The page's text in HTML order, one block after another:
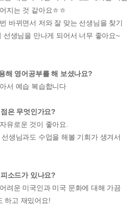
지는 것 같아요ㅎㅎ
바뀌면서 저와 잘 맞는 선생님을 찾기
선생님을 만나게 되어서 너무 좋아요~
해 영어공부를 해 보셨나요?
서 예습 복습합니다
은 무엇인가요?
유로운 것이 좋아요.
생님과도 수업을 해볼 기회가 생겨서
소드가 있나요?
려운 미국인과 미국 문화에 대해 가끔
하고 재밌어요!